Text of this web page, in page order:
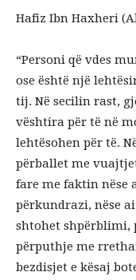
Hafiz Ibn Haxheri
“Personi që vdes
ose është një
tij. Në secilin rast,
vështira për të në
lehtësohen për të.
përballet me
fare me faktin nëse
përkundrazi, nëse
shtohet shpërblimi,
përputhje me
bezdisjet e kësaj